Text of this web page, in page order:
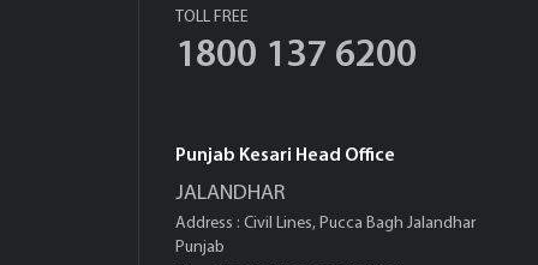
TOLL FREE
1800 137 6200
Punjab Kesari Head Office
JALANDHAR
Address : Civil Lines, Pucca Bagh Jalandhar
Punjab